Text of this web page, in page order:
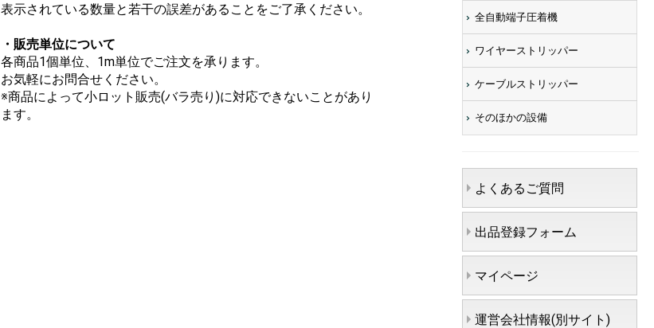
表示されている数量と若干の誤差があることをご了承ください。
・販売単位について
各商品1個単位、1m単位でご注文を承ります。
お気軽にお問合せください。
※商品によって小ロット販売(バラ売り)に対応できないことがあり
ます。
全自動端子圧着機
ワイヤーストリッパー
ケーブルストリッパー
そのほかの設備
よくあるご質問
出品登録フォーム
マイページ
運営会社情報(別サイト)